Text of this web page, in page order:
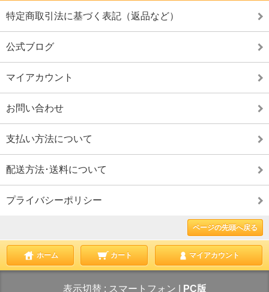
特定商取引法に基づく表記（返品など）
公式ブログ
マイアカウント
お問い合わせ
支払い方法について
配送方法･送料について
プライバシーポリシー
ページの先頭へ戻る
ホーム カート マイアカウント
表示切替 : スマートフォン PC版